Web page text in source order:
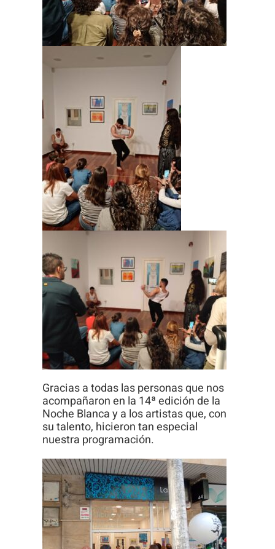
Gracias a todas las personas que nos
acompañaron en la 14ª edición de la
Noche Blanca y a los artistas que, con
su talento, hicieron tan especial
nuestra programación.